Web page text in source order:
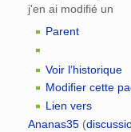
j'en ai modifié un
Parent
Voir l’historique
Modifier cette
Lien vers
Ananas35 (